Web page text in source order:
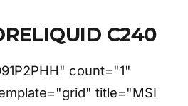
C240
count="1"
title="MSI